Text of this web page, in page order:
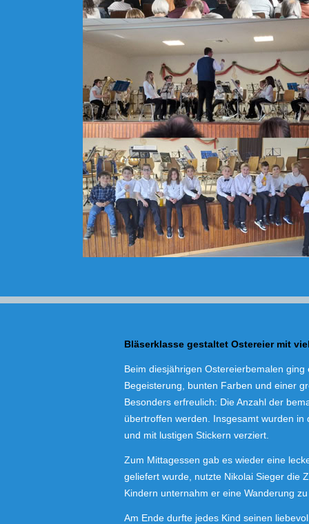
Bläserklasse gestaltet Ostereier mit
Beim diesjährigen Ostereierbemalen
Begeisterung, bunten Farben und einer
Besonders erfreulich: Die Anzahl der
übertroffen werden. Insgesamt wurden
und mit lustigen Stickern verziert.
Zum Mittagessen gab es wieder eine
geliefert wurde, nutzte Nikolai Sieger die
Kindern unternahm er eine Wanderung
Am Ende durfte jedes Kind seinen